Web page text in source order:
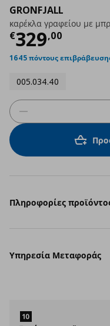
GRONFJALL
καρέκλα γραφείου με
€329,00
Τρέχουσα
1645 πόντους
005.034.40
Πληροφορίες
Υπηρεσία Μεταφοράς